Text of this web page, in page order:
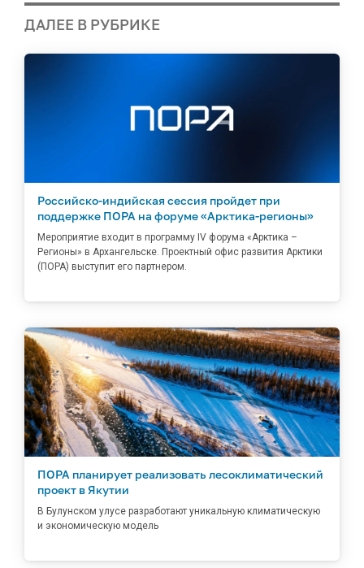
ДАЛЕЕ В РУБРИКЕ
Российско-индийская сессия пройдет при
поддержке ПОРА на форуме «Арктика-регионы»
Мероприятие входит в программу IV форума «Арктика –
Регионы» в Архангельске. Проектный офис развития Арктики
(ПОРА) выступит его партнером.
ПОРА планирует реализовать лесоклиматический
проект в Якутии
В Булунском улусе разработают уникальную климатическую
и экономическую модель